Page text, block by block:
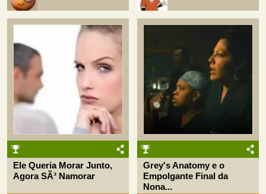
Ele Queria Morar Junto,
Agora SÃ³ Namorar
Grey's Anatomy e o
Empolgante Final da
Nona...